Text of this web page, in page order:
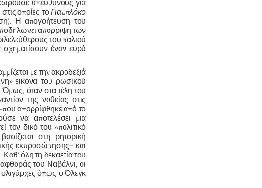
υπεύθυνους για
οποίες το Γιαμπλόκο
Η απογοήτευση του
απόρριψη των
του παλιού
σχηματίσουν έναν ευρύ
με την ακροδεξιά
εικόνα του ρωσικού
Όμως, όταν στα τέλη του
της νοθείας στις
απορρίφθηκε από το
να αποτελέσει μια
τον δικό του «πολιτικό
στη ρητορική
εκπροσώπησης– και
όλη τη δεκαετία του
του Ναβάλνι, οι
ολιγάρχες όπως ο Όλεγκ